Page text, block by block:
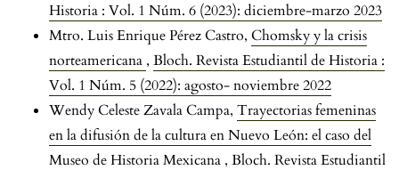
Historia : Vol. 1 Núm. 6 (2023): diciembre-marzo 2023
Mtro. Luis Enrique Pérez Castro, Chomsky y la crisis
norteamericana , Bloch. Revista Estudiantil de Historia :
Vol. 1 Núm. 5 (2022): agosto- noviembre 2022
Wendy Celeste Zavala Campa, Trayectorias femeninas
en la difusión de la cultura en Nuevo León: el caso del
Museo de Historia Mexicana , Bloch. Revista Estudiantil